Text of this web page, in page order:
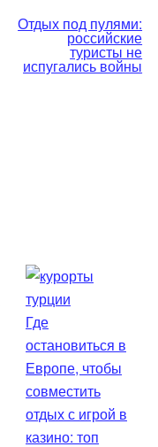
Отдых под пулями:
российские
туристы не
испугались войны
Где
остановиться в
Европе, чтобы
совместить
отдых с игрой в
казино: топ